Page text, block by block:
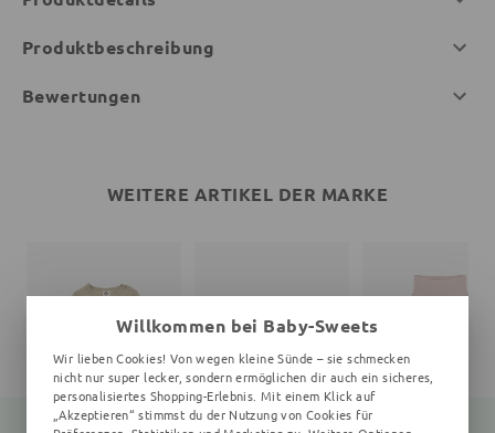
Produktbeschreibung
Bewertungen
WEITERE ARTIKEL DER MARKE
Willkommen bei Baby-Sweets
Wir lieben Cookies! Von wegen kleine Sünde – sie schmecken
nicht nur super lecker, sondern ermöglichen dir auch ein sicheres,
personalisiertes Shopping-Erlebnis. Mit einem Klick auf
„Akzeptieren“ stimmst du der Nutzung von Cookies für